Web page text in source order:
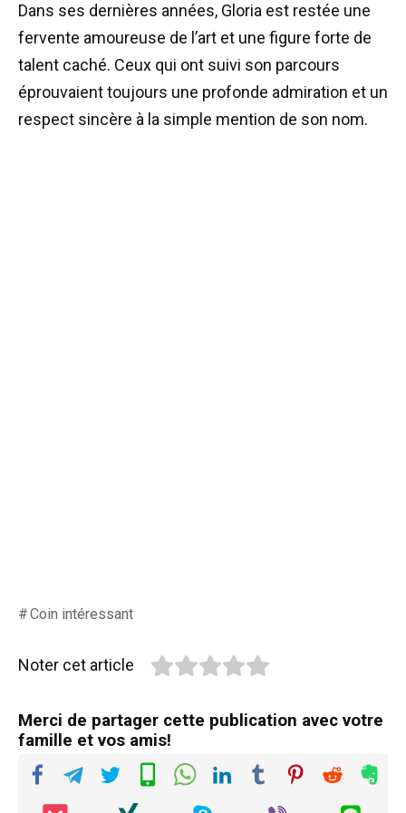
Dans ses dernières années, Gloria est restée une
fervente amoureuse de l’art et une figure forte de
talent caché. Ceux qui ont suivi son parcours
éprouvaient toujours une profonde admiration et un
respect sincère à la simple mention de son nom.
Coin intéressant
Noter cet article
Merci de partager cette publication avec votre
famille et vos amis!